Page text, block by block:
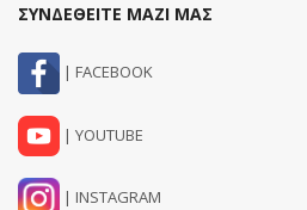
ΣΥΝΔΕΘΕΙΤΕ ΜΑΖΙ ΜΑΣ
| FACEBOOK
| YOUTUBE
| INSTAGRAM